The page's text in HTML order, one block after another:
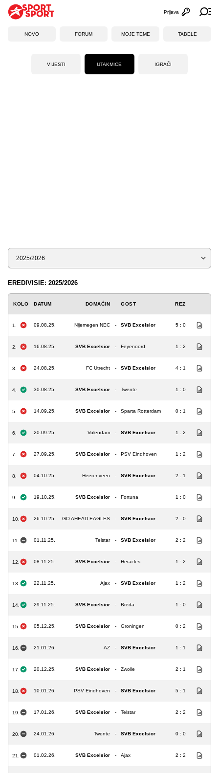
Otvori
Prijava
NOVO FORUM MOJE TEME TABELE
VIJESTI UTAKMICE IGRAČI
Sezona
EREDIVISIE: 2025/2026
KOLO DATUM DOMAĆIN GOST REZ
1. 09.08.25. Nijemegen NEC - SVB Excelsior 5 : 0
2. 16.08.25. SVB Excelsior - Feyenoord 1 : 2
3. 24.08.25. FC Utrecht - SVB Excelsior 4 : 1
4. 30.08.25. SVB Excelsior - Twente 1 : 0
5. 14.09.25. SVB Excelsior - Sparta Rotterdam 0 : 1
6. 20.09.25. Volendam - SVB Excelsior 1 : 2
7. 27.09.25. SVB Excelsior - PSV Eindhoven 1 : 2
8. 04.10.25. Heerenveen - SVB Excelsior 2 : 1
9. 19.10.25. SVB Excelsior - Fortuna 1 : 0
10. 26.10.25. GO AHEAD EAGLES - SVB Excelsior 2 : 0
11. 01.11.25. Telstar - SVB Excelsior 2 : 2
12. 08.11.25. SVB Excelsior - Heracles 1 : 2
13. 22.11.25. Ajax - SVB Excelsior 1 : 2
14. 29.11.25. SVB Excelsior - Breda 1 : 0
15. 05.12.25. SVB Excelsior - Groningen 0 : 2
16. 21.01.26. AZ - SVB Excelsior 1 : 1
17. 20.12.25. SVB Excelsior - Zwolle 2 : 1
18. 10.01.26. PSV Eindhoven - SVB Excelsior 5 : 1
19. 17.01.26. SVB Excelsior - Telstar 2 : 2
20. 24.01.26. Twente - SVB Excelsior 0 : 0
21. 01.02.26. SVB Excelsior - Ajax 2 : 2